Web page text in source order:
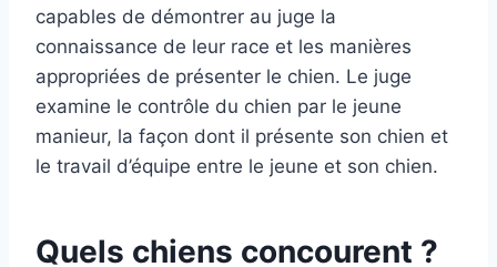
capables de démontrer au juge la
connaissance de leur race et les manières
appropriées de présenter le chien. Le juge
examine le contrôle du chien par le jeune
manieur, la façon dont il présente son chien et
le travail d’équipe entre le jeune et son chien.
Quels chiens concourent ?